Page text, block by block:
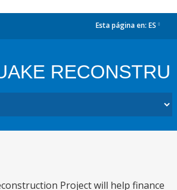
Esta página en: ES
RECONSTRU
Project will help finance